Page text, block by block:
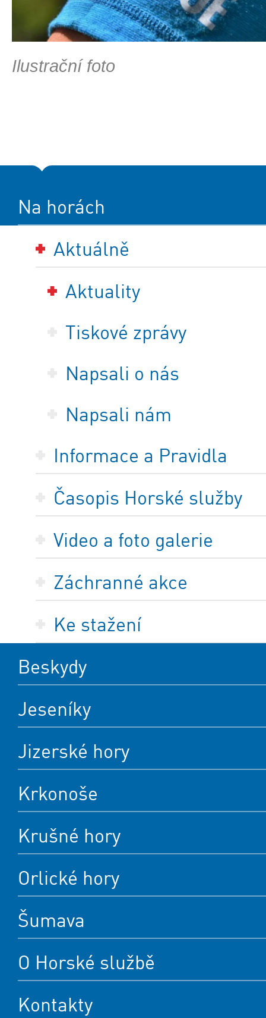
Ilustrační foto
Na horách
Aktuálně
Aktuality
Tiskové zprávy
Napsali o nás
Napsali nám
Informace a Pravidla
Časopis Horské služby
Video a foto galerie
Záchranné akce
Ke stažení
Beskydy
Jeseníky
Jizerské hory
Krkonoše
Krušné hory
Orlické hory
Šumava
O Horské službě
Kontakty